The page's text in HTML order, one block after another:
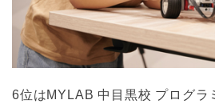
6位はMYLAB 中目黒校 プログラ